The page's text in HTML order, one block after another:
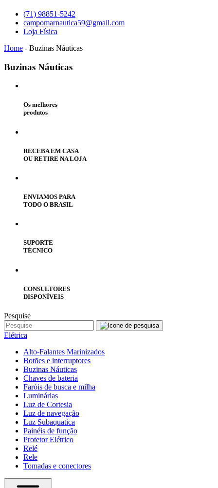
(71) 98851-5242
campomarnautica59@gmail.com
Loja Física
Home - Buzinas Náuticas
Buzinas Náuticas
Os melhores
produtos
RECEBA EM CASA
OU RETIRE NA LOJA
ENVIAMOS PARA
TODO O BRASIL
SUPORTE
TÉCNICO
CONSULTORES
DISPONÍVEIS
Pesquise
Elétrica
Alto-Falantes Marinizados
Botões e interruptores
Buzinas Náuticas
Chaves de bateria
Faróis de busca e milha
Luminárias
Luz de Cortesia
Luz de navegação
Luz Subaquatica
Painéis de função
Protetor Elétrico
Relé
Rele
Tomadas e conectores